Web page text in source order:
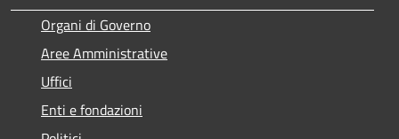
Organi di Governo
Aree Amministrative
Uffici
Enti e fondazioni